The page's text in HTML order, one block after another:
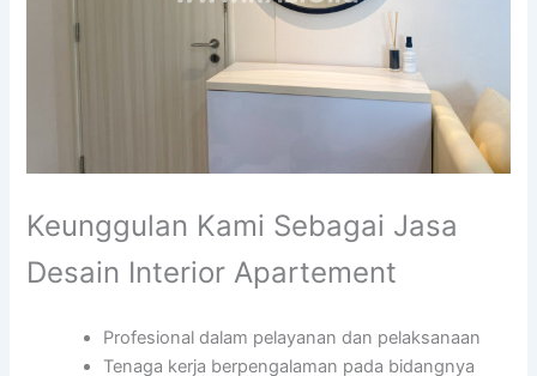
Keunggulan Kami Sebagai Jasa
Desain Interior Apartement
Profesional dalam pelayanan dan pelaksanaan
Tenaga kerja berpengalaman pada bidangnya